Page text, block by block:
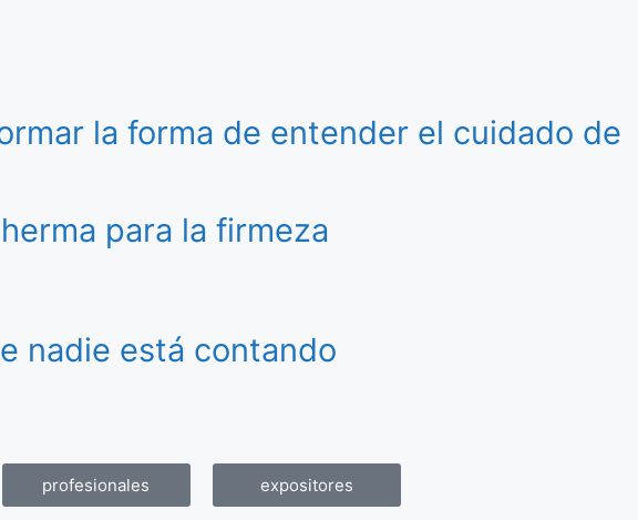
la forma de entender el cuidado de
para la firmeza
nadie está contando
profesionales expositores